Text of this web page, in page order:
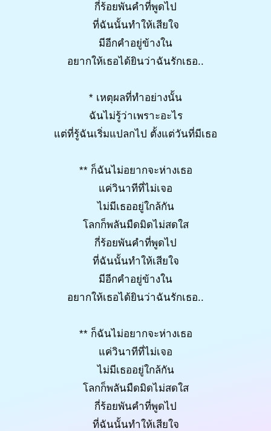
กี่ร้อยพันคำที่พูดไป
ที่ฉันนั้นทำให้เสียใจ
มีอีกคำอยู่ข้างใน
อยากให้เธอได้ยินว่าฉันรักเธอ..
* เหตุผลที่ทำอย่างนั้น
ฉันไม่รู้ว่าเพราะอะไร
แต่ที่รู้ฉันเริ่มแปลกไป ตั้งแต่วันที่มีเธอ
** ก็ฉันไม่อยากจะห่างเธอ
แค่วินาทีที่ไม่เจอ
ไม่มีเธออยู่ใกล้กัน
โลกก็พลันมืดมิดไม่สดใส
กี่ร้อยพันคำที่พูดไป
ที่ฉันนั้นทำให้เสียใจ
มีอีกคำอยู่ข้างใน
อยากให้เธอได้ยินว่าฉันรักเธอ..
** ก็ฉันไม่อยากจะห่างเธอ
แค่วินาทีที่ไม่เจอ
ไม่มีเธออยู่ใกล้กัน
โลกก็พลันมืดมิดไม่สดใส
กี่ร้อยพันคำที่พูดไป
ที่ฉันนั้นทำให้เสียใจ